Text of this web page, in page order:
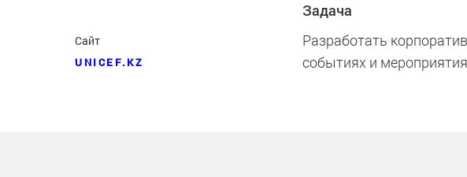
Сайт
UNICEF.KZ
Задача
Разработать
событиях и